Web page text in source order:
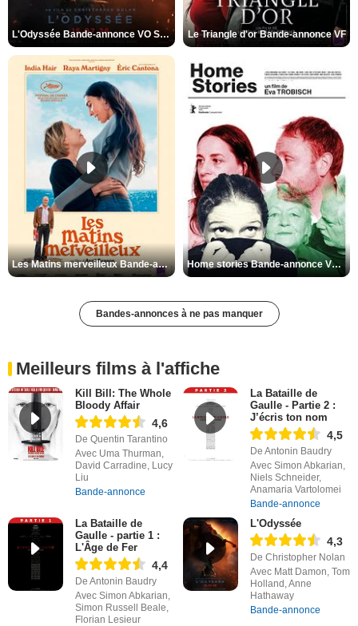
L'Odyssée Bande-annonce VO STFR Le Triangle d'or Bande-annonce VF
Les Matins merveilleux Bande-annonce VF Home stories Bande-annonce VO STFR
Bandes-annonces à ne pas manquer
Meilleurs films à l'affiche
Kill Bill: The Whole
Bloody Affair
4,6
De Quentin Tarantino
Avec Uma Thurman,
David Carradine, Lucy
Liu
Bande-annonce
La Bataille de
Gaulle - Partie 2 :
J’écris ton nom
4,5
De Antonin Baudry
Avec Simon Abkarian,
Niels Schneider,
Anamaria Vartolomei
Bande-annonce
La Bataille de
Gaulle - partie 1 :
L'Âge de Fer
4,4
De Antonin Baudry
Avec Simon Abkarian,
Simon Russell Beale,
Florian Lesieur
L'Odyssée
4,3
De Christopher Nolan
Avec Matt Damon, Tom
Holland, Anne
Hathaway
Bande-annonce